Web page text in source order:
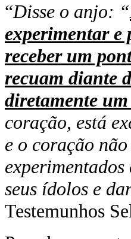
“Disse o anjo: “
experimentar e
receber um
recuam diante
diretamente
coração, está
e o coração
seus ídolos e
Testemunhos